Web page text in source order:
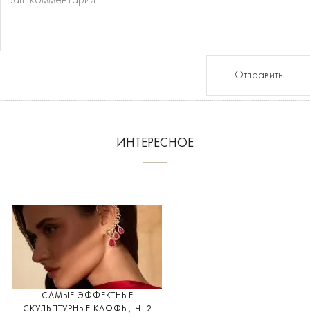
Отправить
ИНТЕРЕСНОЕ
САМЫЕ ЭФФЕКТНЫЕ
СКУЛЬПТУРНЫЕ КАФФЫ, Ч. 2